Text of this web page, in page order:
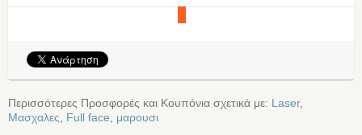
Περισσότερες Προσφορές και Κουπόνια σχετικά με: Laser,
Μασχαλες, Full face, μαρουσι